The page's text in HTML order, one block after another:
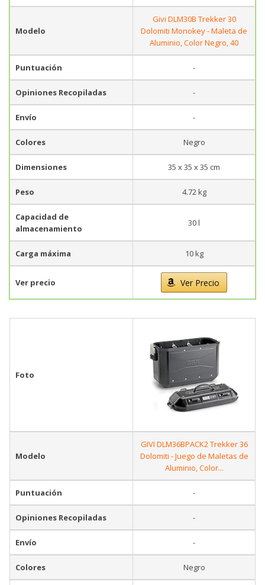
Modelo
Givi DLM30B Trekker 30
Dolomiti Monokey - Maleta de
Aluminio, Color Negro, 40
Puntuación -
Opiniones Recopiladas -
Envío -
Colores Negro
Dimensiones 35 x 35 x 35 cm
Peso 4.72 kg
Capacidad de
almacenamiento
30 l
Carga máxima 10 kg
Ver precio Ver Precio
Foto
Modelo
GIVI DLM36BPACK2 Trekker 36
Dolomiti - Juego de Maletas de
Aluminio, Color...
Puntuación -
Opiniones Recopiladas -
Envío -
Colores Negro